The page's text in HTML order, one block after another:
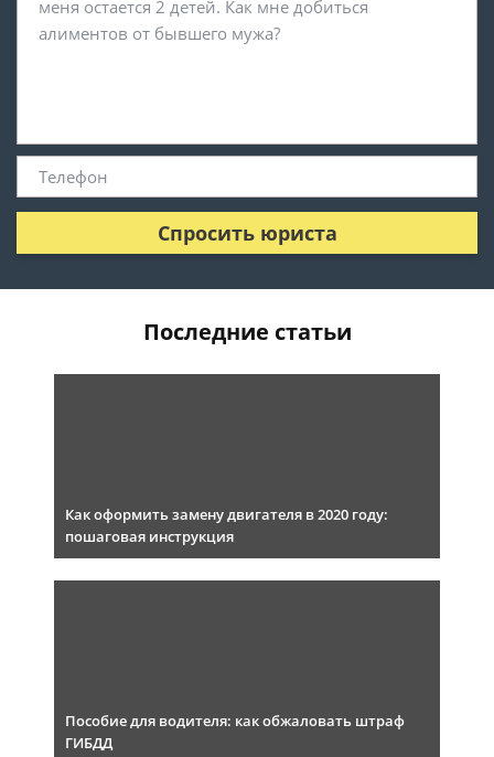
Спросить юриста
Последние статьи
Как оформить замену двигателя в 2020 году:
пошаговая инструкция
Пособие для водителя: как обжаловать штраф
ГИБДД